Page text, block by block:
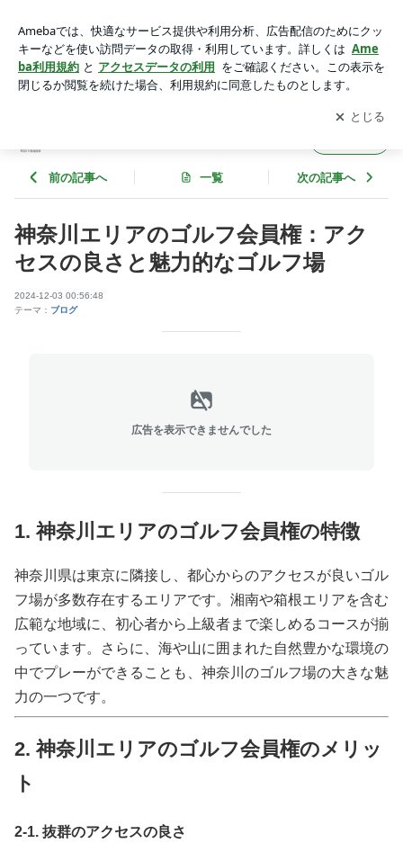
フ場 | manager-manaのブログ
アプリをダウンロードして ブログの更新通知
を受け取りまし
ょう。
開く
前の記事へ 一覧 次の記事へ
神奈川エリアのゴルフ会員権：アク
セスの良さと魅力的なゴルフ場
2024-12-03 00:56:48
テーマ： ブログ
広告を表示できませんでした
1. 神奈川エリアのゴルフ会員権の特徴
神奈川県は東京に隣接し、都心からのアクセスが良いゴル
フ場が多数存在するエリアです。湘南や箱根エリアを含む
広範な地域に、初心者から上級者まで楽しめるコースが揃
っています。さらに、海や山に囲まれた自然豊かな環境の
中でプレーができることも、神奈川のゴルフ場の大きな魅
力の一つです。
2. 神奈川エリアのゴルフ会員権のメリッ
ト
2-1. 抜群のアクセスの良さ